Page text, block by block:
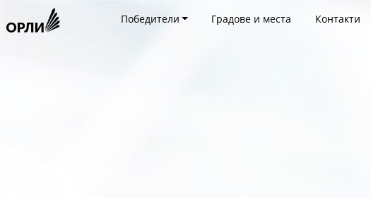
Победители Градове и места Контакти